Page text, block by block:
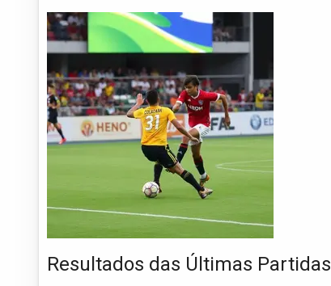
Resultados das Últimas Partidas